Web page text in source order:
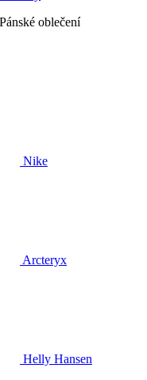
Pánské oblečení
Nike
Arcteryx
Helly Hansen